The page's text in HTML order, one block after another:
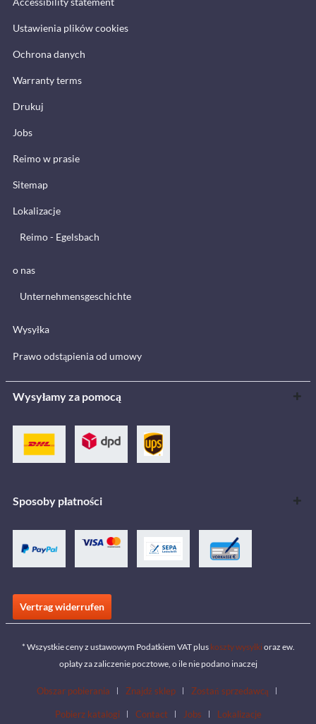
Ustawienia plików cookies
Ochrona danych
Warranty terms
Drukuj
Jobs
Reimo w prasie
Sitemap
Lokalizacje
Reimo - Egelsbach
o nas
Unternehmensgeschichte
Wysyłka
Prawo odstąpienia od umowy
Wysyłamy za pomocą
Sposoby płatności
Vertrag widerrufen
* Wszystkie ceny z ustawowym Podatkiem VAT plus koszty wysyłki oraz ew.
opłaty za zaliczenie pocztowe, o ile nie podano inaczej
Obszar pobierania Znajdź sklep Zostań sprzedawcą
Pobierz katalogi Contact Jobs Lokalizacje